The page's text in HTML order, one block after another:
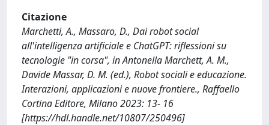
Citazione
Marchetti, A., Massaro, D., Dai robot social
all'intelligenza artificiale e ChatGPT: riflessioni su
tecnologie "in corsa", in Antonella Marchett, A. M.,
Davide Massar, D. M. (ed.), Robot sociali e educazione.
Interazioni, applicazioni e nuove frontiere., Raffaello
Cortina Editore, Milano 2023: 13- 16
[https://hdl.handle.net/10807/250496]